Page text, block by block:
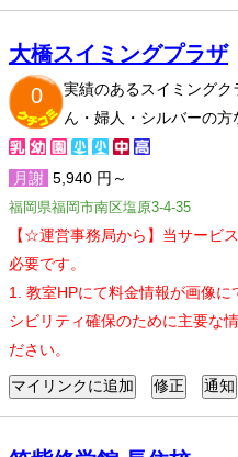
大橋スイミングプラザ
0
実績のあるスイミングク
ん・婦人・シルバーの方
月謝 5,940 円～
福岡県福岡市南区塩原3-4-35
【☆運営事務局から】当サービ
必要です。
1. 教室HPにて料金情報が画像
シビリティ確保のために主要な
ださい。